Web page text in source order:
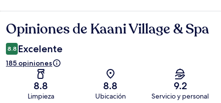
Opiniones
Opiniones de Kaani Village & Spa
8.8 Excelente
185 opiniones
8.8
Limpieza
8.8
Ubicación
9.2
Servicio y personal